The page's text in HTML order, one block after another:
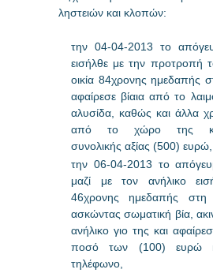
ληστειών και κλοπών:
την 04-04-2013 το
εισήλθε με την προτροπή
οικία 84χρονης ημεδαπής
αφαίρεσε βίαια από το
αλυσίδα, καθώς και άλλα
από το χώρο της
συνολικής αξίας (500) ευρώ,
την 06-04-2013 το
μαζί με τον ανήλικο
46χρονης ημεδαπής στη
ασκώντας σωματική βία,
ανήλικο γιο της και
ποσό των (100) ευρώ
τηλέφωνο,